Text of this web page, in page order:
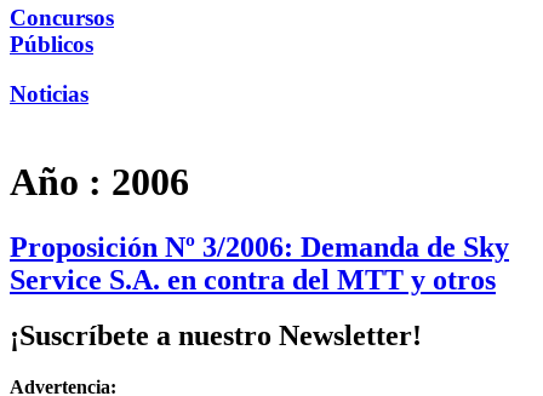
Concursos
Públicos
Noticias
Año : 2006
Proposición Nº 3/2006: Demanda de Sky
Service S.A. en contra del MTT y otros
¡Suscríbete a nuestro Newsletter!
Advertencia: